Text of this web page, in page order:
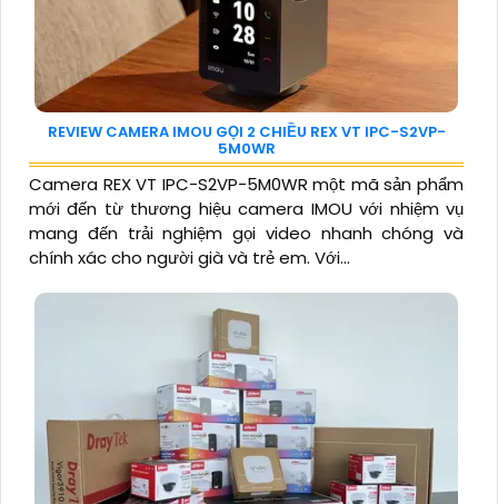
REVIEW CAMERA IMOU GỌI 2 CHIỀU REX VT IPC-S2VP-
5M0WR
Camera REX VT IPC-S2VP-5M0WR một mã sản phẩm
mới đến từ thương hiệu camera IMOU với nhiệm vụ
mang đến trải nghiệm gọi video nhanh chóng và
chính xác cho người già và trẻ em. Với...